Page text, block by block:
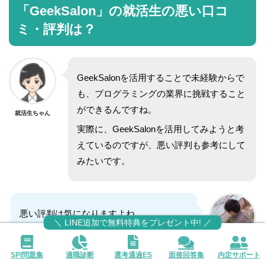
「GeekSalon」の就活生の悪い口コ
ミ・評判は？
就活生ちゃん
GeekSalonを活用することで未経験からで
も、プログラミングの業界に挑戦すること
ができるんですね。
実際に、GeekSalonを活用してみようと考
えているのですが、悪い評判も参考にして
みたいです。
悪い評判は気になりますよね。
それでは、悪い評判を紹介していきます。
「就活の教科書」
編集部 もりぴー
SPI問題集 適職診断 選考通過ES 面接回答集 内定サポート
＼ LINE追加で無料特典をプレゼント中! ／